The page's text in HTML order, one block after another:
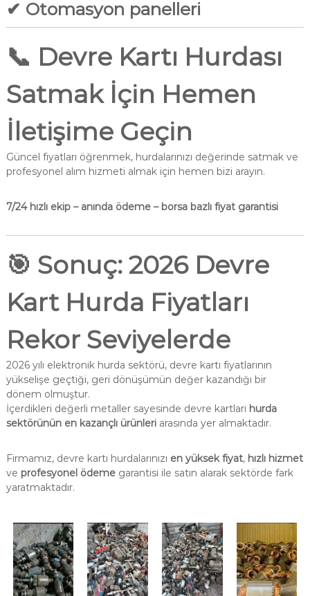
✔ Otomasyon panelleri
📞 Devre Kartı Hurdası
Satmak İçin Hemen
İletişime Geçin
Güncel fiyatları öğrenmek, hurdalarınızı değerinde satmak ve
profesyonel alım hizmeti almak için hemen bizi arayın.
7/24 hızlı ekip – anında ödeme – borsa bazlı fiyat garantisi
🎯 Sonuç: 2026 Devre
Kart Hurda Fiyatları
Rekor Seviyelerde
2026 yılı elektronik hurda sektörü, devre kartı fiyatlarının
yükselişe geçtiği, geri dönüşümün değer kazandığı bir
dönem olmuştur.
İçerdikleri değerli metaller sayesinde devre kartları hurda
sektörünün en kazançlı ürünleriarasında yer almaktadır.
Firmamız, devre kartı hurdalarınızı en yüksek fiyat, hızlı hizmet
ve profesyonel ödemegarantisi ile satın alarak sektörde fark
yaratmaktadır.